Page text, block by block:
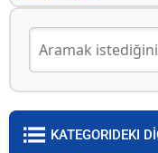
KATEGORIDEKI